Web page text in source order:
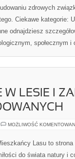
zdrowych
Ciekawe kategorie:
odnajdziesz
społecznym
LESIE I
MOŻLIWOŚĆ
Lasu to
do świata natury i